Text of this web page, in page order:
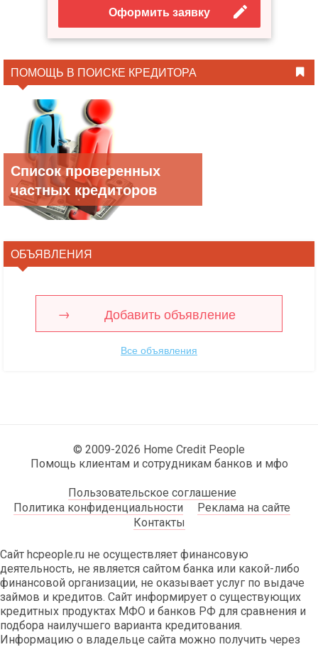
Оформить заявку
ПОМОЩЬ В ПОИСКЕ КРЕДИТОРА
Список проверенных
частных кредиторов
ОБЪЯВЛЕНИЯ
Добавить объявление
Все объявления
© 2009-2026 Home Credit People
Помощь клиентам и сотрудникам банков и мфо
Пользовательское соглашение
Политика конфиденциальности
Реклама на сайте
Контакты
Сайт hcpeople.ru не осуществляет финансовую
деятельность, не является сайтом банка или какой-либо
финансовой организации, не оказывает услуг по выдаче
займов и кредитов. Сайт информирует о существующих
кредитных продуктах МФО и банков РФ для сравнения и
подбора наилучшего варианта кредитования.
Информацию о владельце сайта можно получить через